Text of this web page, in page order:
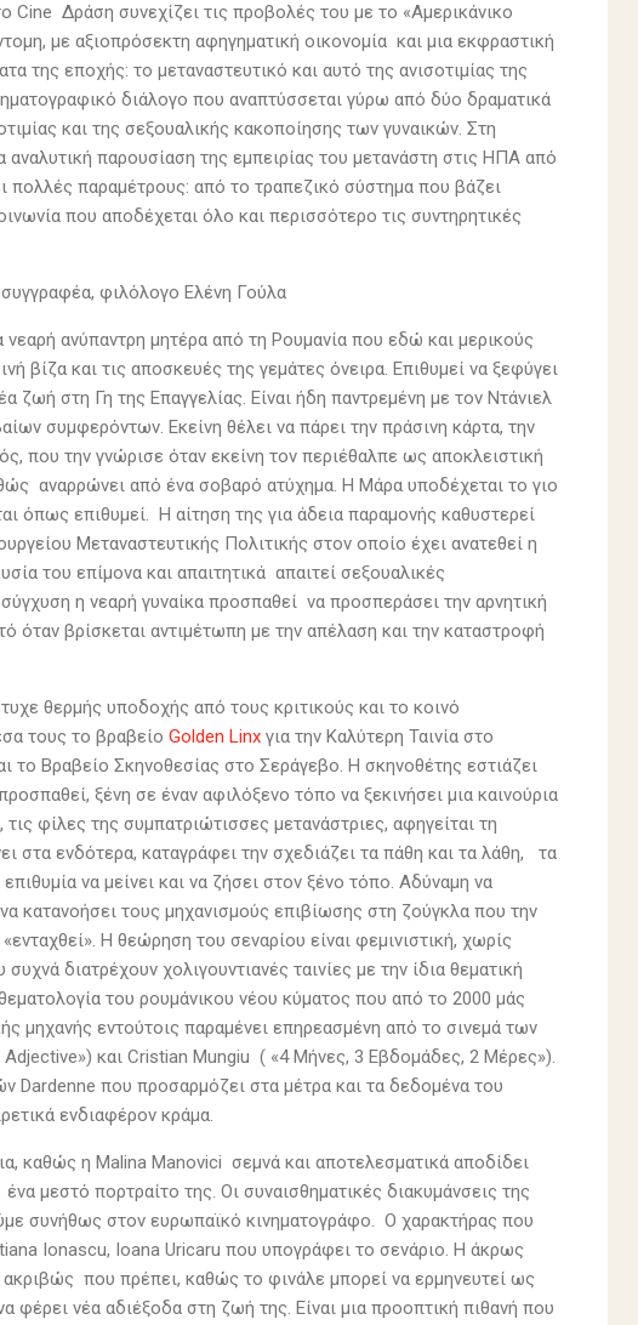
Cine Δράση συνεχίζει τις προβολές του με το «Αμερικάνικο
με αξιοπρόσεκτη αφηγηματική οικονομία και μια εκφραστική
της εποχής: το μεταναστευτικό και αυτό της ανισοτιμίας της
διάλογο που αναπτύσσεται γύρω από δύο δραματικά
και της σεξουαλικής κακοποίησης των γυναικών. Στη
παρουσίαση της εμπειρίας του μετανάστη στις ΗΠΑ από
πολλές παραμέτρους: από το τραπεζικό σύστημα που βάζει
που αποδέχεται όλο και περισσότερο τις συντηρητικές
συγγραφέα, φιλόλογο Ελένη Γούλα
ανύπαντρη μητέρα από τη Ρουμανία που εδώ και μερικούς
και τις αποσκευές της γεμάτες όνειρα. Επιθυμεί να ξεφύγει
ζωή στη Γη της Επαγγελίας. Είναι ήδη παντρεμένη με τον Ντάνιελ
συμφερόντων. Εκείνη θέλει να πάρει την πράσινη κάρτα, την
που την γνώρισε όταν εκείνη τον περιέθαλπε ως αποκλειστική
αναρρώνει από ένα σοβαρό ατύχημα. Η Μάρα υποδέχεται το γιο
όπως επιθυμεί. Η αίτηση της για άδεια παραμονής καθυστερεί
Μεταναστευτικής Πολιτικής στον οποίο έχει ανατεθεί η
του επίμονα και απαιτητικά απαιτεί σεξουαλικές
η νεαρή γυναίκα προσπαθεί να προσπεράσει την αρνητική
όταν βρίσκεται αντιμέτωπη με την απέλαση και την καταστροφή
θερμής υποδοχής από τους κριτικούς και το κοινό
τους το βραβείο Golden Linx για την Καλύτερη Ταινία στο
το Βραβείο Σκηνοθεσίας στο Σεράγεβο. Η σκηνοθέτης εστιάζει
ξένη σε έναν αφιλόξενο τόπο να ξεκινήσει μια καινούρια
φίλες της συμπατριώτισσες μετανάστριες, αφηγείται τη
στα ενδότερα, καταγράφει την σχεδιάζει τα πάθη και τα λάθη, τα
να μείνει και να ζήσει στον ξένο τόπο. Αδύναμη να
κατανοήσει τους μηχανισμούς επιβίωσης στη ζούγκλα που την
Η θεώρηση του σεναρίου είναι φεμινιστική, χωρίς
διατρέχουν χολιγουντιανές ταινίες με την ίδια θεματική
του ρουμάνικου νέου κύματος που από το 2000 μάς
μηχανής εντούτοις παραμένει επηρεασμένη από το σινεμά των
και Cristian Mungiu ( «4 Μήνες, 3 Εβδομάδες, 2 Μέρες»).
Dardenne που προσαρμόζει στα μέτρα και τα δεδομένα του
ενδιαφέρον κράμα.
καθώς η Malina Manovici σεμνά και αποτελεσματικά αποδίδει
μεστό πορτραίτο της. Οι συναισθηματικές διακυμάνσεις της
συνήθως στον ευρωπαϊκό κινηματογράφο. Ο χαρακτήρας που
Ionascu, Ioana Uricaru που υπογράφει το σενάριο. Η άκρως
που πρέπει, καθώς το φινάλε μπορεί να ερμηνευτεί ως
νέα αδιέξοδα στη ζωή της. Είναι μια προοπτική πιθανή που